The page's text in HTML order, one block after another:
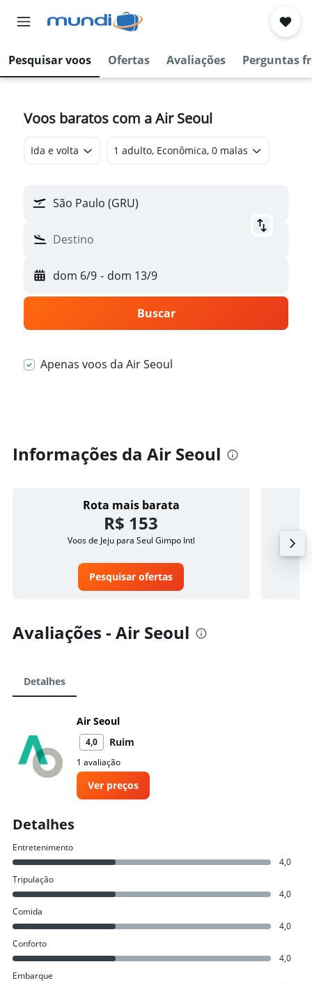
Pesquisar voos Ofertas Avaliações Perguntas
Voos baratos com a Air Seoul
Ida e volta 1 adulto, Econômica, 0 malas
São Paulo (GRU)
Destino
dom 6/9 - dom 13/9
Buscar
Apenas voos da Air Seoul
Informações da Air Seoul
Rota mais barata
R$ 153
Voos de Jeju para Seul Gimpo Intl
Pesquisar ofertas
Avaliações - Air Seoul
Detalhes
Air Seoul
4,0 Ruim
1 avaliação
Ver preços
Detalhes
Entretenimento
4,0
Tripulação
4,0
Comida
4,0
Conforto
4,0
Embarque